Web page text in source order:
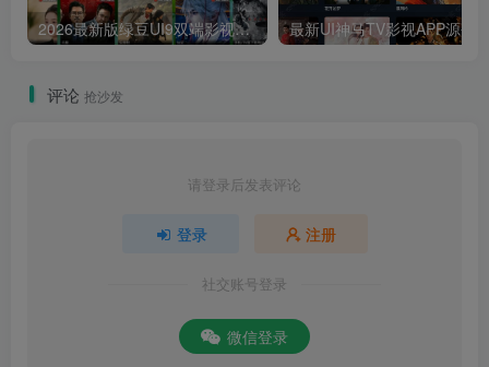
2026最新版绿豆UI9双端影视APP源码
评论 抢沙发
请登录后发表评论
登录 注册
社交账号登录
微信登录